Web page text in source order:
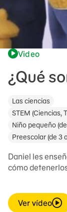
Video
¿Qué
Las ciencias
STEM (Ciencias,
Niño pequeño
Preescolar (de 3
Daniel les
cómo
Ver vídeo